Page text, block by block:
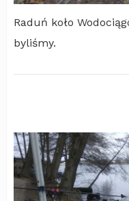
Raduń koło
byliśmy.